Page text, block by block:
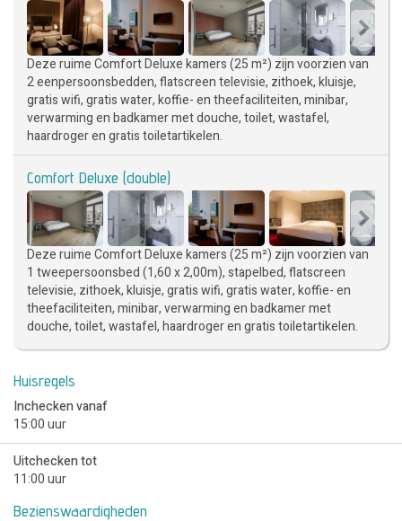
Deze ruime Comfort Deluxe kamers (25 m²) zijn voorzien van
2 eenpersoonsbedden, flatscreen televisie, zithoek, kluisje,
gratis wifi, gratis water, koffie- en theefaciliteiten, minibar,
verwarming en badkamer met douche, toilet, wastafel,
haardroger en gratis toiletartikelen.
Comfort Deluxe (double)
Deze ruime Comfort Deluxe kamers (25 m²) zijn voorzien van
1 tweepersoonsbed (1,60 x 2,00m), stapelbed, flatscreen
televisie, zithoek, kluisje, gratis wifi, gratis water, koffie- en
theefaciliteiten, minibar, verwarming en badkamer met
douche, toilet, wastafel, haardroger en gratis toiletartikelen.
Huisregels
Inchecken vanaf
15:00 uur
Uitchecken tot
11:00 uur
Bezienswaardigheden